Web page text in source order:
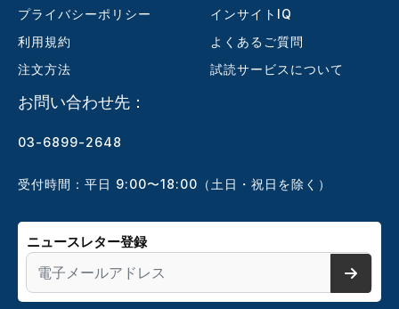
プライバシーポリシー
利用規約
注文方法
インサイトIQ
よくあるご質問
試読サービスについて
お問い合わせ先：
03-6899-2648
受付時間：平日 9:00〜18:00（土日・祝日を除く）
ニュースレター登録